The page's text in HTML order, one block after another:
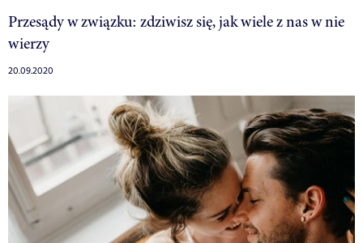
Przesądy w związku: zdziwisz się, jak wiele z nas w nie
wierzy
20.09.2020